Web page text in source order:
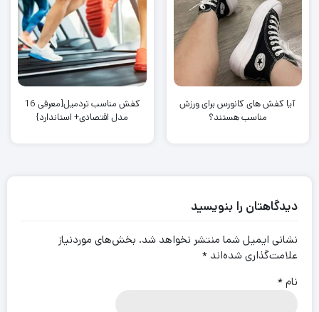
آیا کفش های کانورس برای ورزش
مناسب هستند؟
کفش مناسب تردمیل{معرفی 16
مدل اقتصادی+ استاندارد}
دیدگاهتان را بنویسید
نشانی ایمیل شما منتشر نخواهد شد. بخش‌های موردنیاز
علامت‌گذاری شده‌اند *
نام*